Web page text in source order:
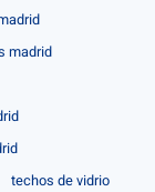
madrid
techos de vidrio